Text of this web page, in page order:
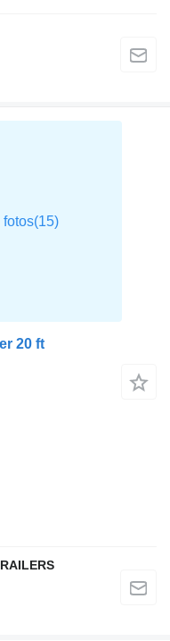
20 ft